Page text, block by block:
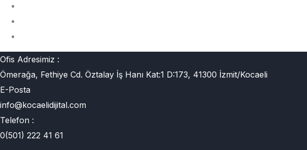
Ofis Adresimiz :
Ömerağa, Fethiye Cd. Öztalay İş Hanı Kat:1 D:173, 41300 İzmit/Kocaeli
E-Posta
info@kocaelidijital.com
Telefon :
0(501) 222 41 61